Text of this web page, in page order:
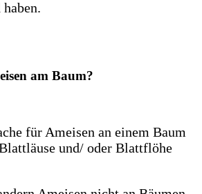
am Baum?
für Ameisen an einem Baum
und/ oder Blattflöhe